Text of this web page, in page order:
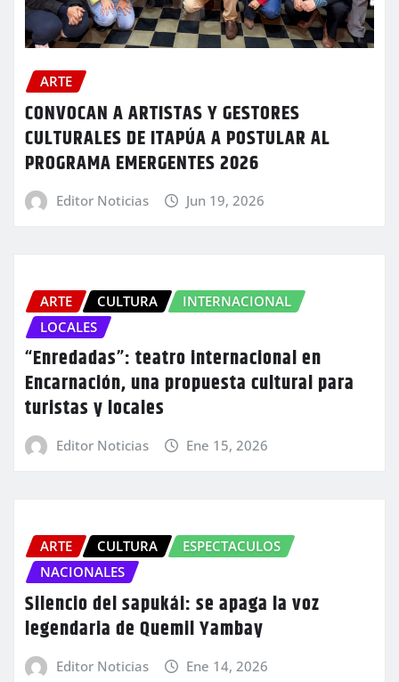
ARTE
CONVOCAN A ARTISTAS Y GESTORES
CULTURALES DE ITAPÚA A POSTULAR AL
PROGRAMA EMERGENTES 2026
Editor Noticias Jun 19, 2026
ARTE CULTURA
INTERNACIONAL
LOCALES
“Enredadas”: teatro internacional en
Encarnación, una propuesta cultural para
turistas y locales
Editor Noticias Ene 15, 2026
ARTE CULTURA
ESPECTACULOS
NACIONALES
Silencio del sapukái: se apaga la voz
legendaria de Quemil Yambay
Editor Noticias Ene 14, 2026